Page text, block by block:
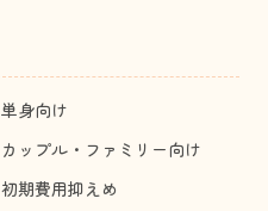
単身向け
カップル・ファミリー向け
初期費用抑えめ